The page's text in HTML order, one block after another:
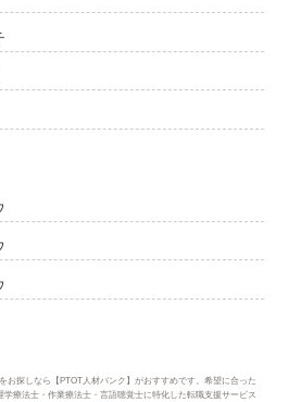
お探しなら【PTOT人材バンク】がおすすめです。希望に合った
療法士・作業療法士・言語聴覚士に特化した転職支援サービス